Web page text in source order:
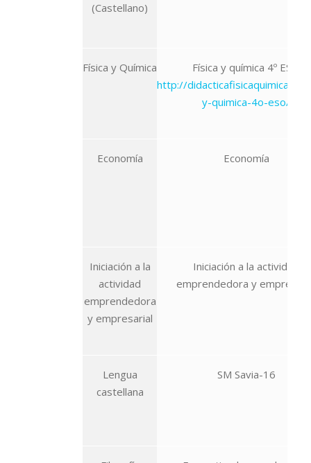
(Castellano)
Física y Química
Física y química 4º ESO
http://didacticafisicaquimica.es/
y-quimica-4o-eso/
Economía Economía
Iniciación a la
actividad
emprendedora
y empresarial
Iniciación a la actividad
emprendedora y
Lengua
castellana
SM Savia-16